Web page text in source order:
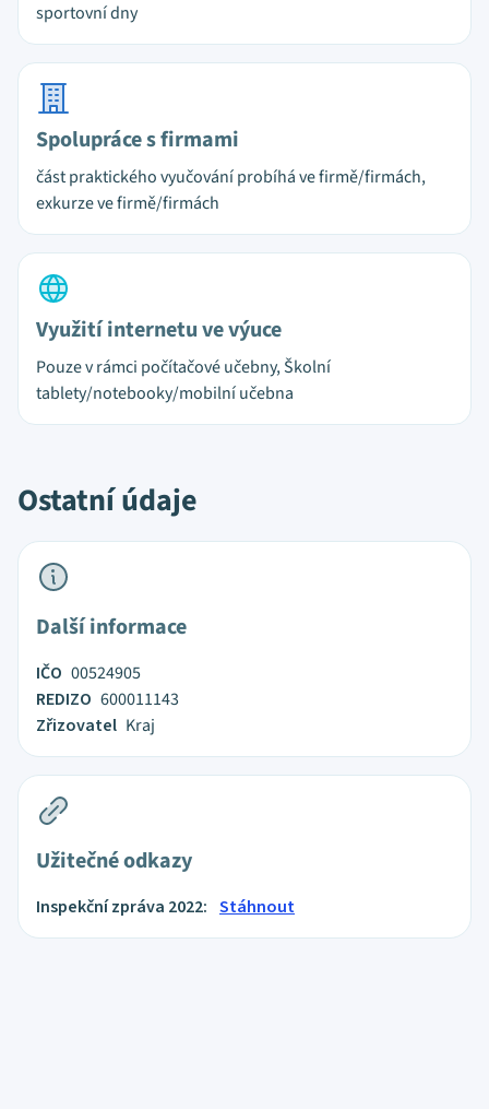
sportovní dny
Spolupráce s firmami
část praktického vyučování probíhá ve firmě/firmách,
exkurze ve firmě/firmách
Využití internetu ve výuce
Pouze v rámci počítačové učebny, Školní
tablety/notebooky/mobilní učebna
Ostatní údaje
Další informace
IČO 00524905
REDIZO 600011143
Zřizovatel Kraj
Užitečné odkazy
Inspekční zpráva 2022: Stáhnout